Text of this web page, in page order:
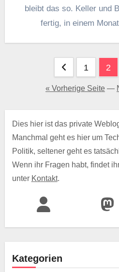
bleibt das so. Keller und
fertig, in einem
1 2
« Vorherige Seite —
Dies hier ist das private
Manchmal geht es hier um
Politik, seltener geht es
Wenn ihr Fragen habt, findet
unter Kontakt.
Kategorien